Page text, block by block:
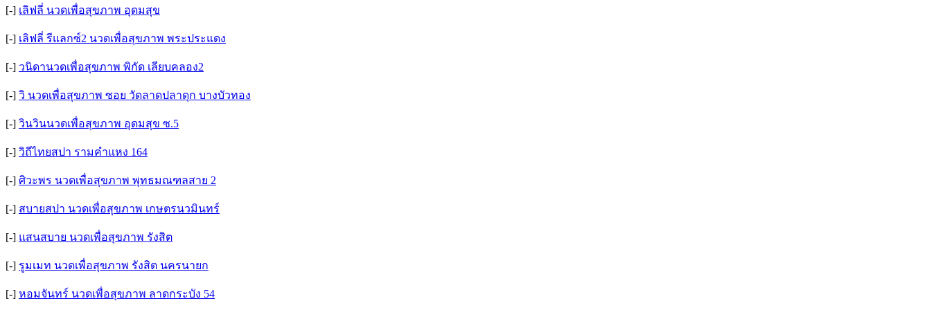
[-] เลิฟลี่ นวดเพื่อสุขภาพ อุดมสุข
[-] เลิฟลี่ รีแลกซ์2 นวดเพื่อสุขภาพ พระประแดง
[-] วนิดานวดเพื่อสุขภาพ พิกัด เลียบคลอง2
[-] วิ นวดเพื่อสุขภาพ ซอย วัดลาดปลาดุก บางบัวทอง
[-] วินวินนวดเพื่อสุขภาพ อุดมสุข ซ.5
[-] วิถีไทยสปา รามคำแหง 164
[-] ศิวะพร นวดเพื่อสุขภาพ พุทธมณฑลสาย 2
[-] สบายสปา นวดเพื่อสุขภาพ เกษตรนวมินทร์
[-] แสนสบาย นวดเพื่อสุขภาพ รังสิต
[-] รูมเมท นวดเพื่อสุขภาพ รังสิต นครนายก
[-] หอมจันทร์ นวดเพื่อสุขภาพ ลาดกระบัง 54